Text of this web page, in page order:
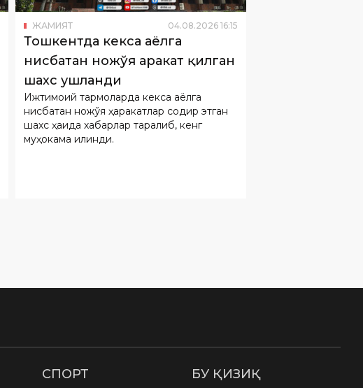
ЖАМИЯТ 04.08.2026 16:15
Тошкентда кекса аёлга
нисбатан ножўя ҳаракат қилган
шахс ушланди
Ижтимоий тармоқларда кекса аёлга
нисбатан ножўя ҳаракатлар содир этган
шахс ҳақида хабарлар тарқалиб, кенг
муҳокама қилинди.
СПОРТ БУ ҚИЗИҚ